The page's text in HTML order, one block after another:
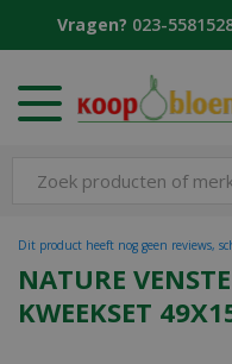
Vragen? 023-
NATURE
KWEEKSET
Dit product heeft nog geen reviews,